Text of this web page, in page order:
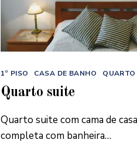
Categorias
1º PISO CASA DE BANHO QUARTO
Quarto suite
Quarto suite com cama de
completa com banheira…